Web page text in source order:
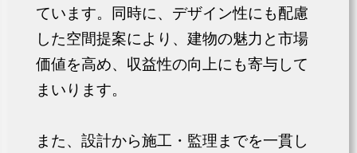
ています。同時に、デザイン性にも配慮
した空間提案により、建物の魅力と市場
価値を高め、収益性の向上にも寄与して
まいります。
また、設計から施工・監理までを一貫し